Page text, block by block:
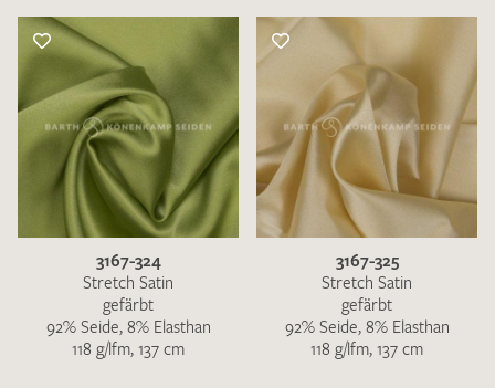
3167-324
Stretch Satin
gefärbt
92% Seide, 8% Elasthan
118 g/lfm, 137 cm
3167-325
Stretch Satin
gefärbt
92% Seide, 8% Elasthan
118 g/lfm, 137 cm